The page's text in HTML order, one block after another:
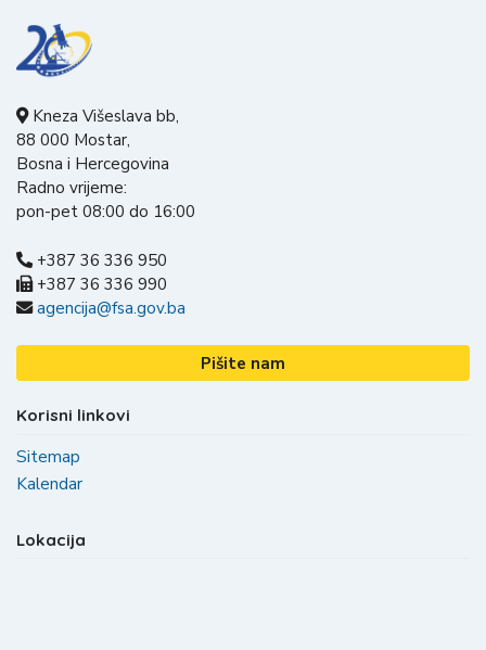
Kneza Višeslava bb,
88 000 Mostar,
Bosna i Hercegovina
Radno vrijeme:
pon-pet 08:00 do 16:00
+387 36 336 950
+387 36 336 990
agencija@fsa.gov.ba
Pišite nam
Korisni linkovi
Sitemap
Kalendar
Lokacija